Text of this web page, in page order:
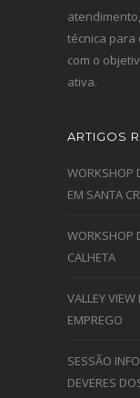
técnica para
com o
ativa.
ARTIGOS
WORKSHOP
EM SANTA
WORKSHOP
CALHETA
VALLEY
EMPREGO
SESSÃO
DEVERES